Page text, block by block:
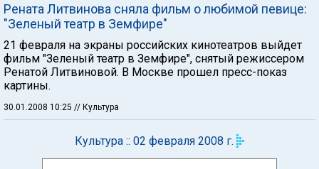
Рената Литвинова сняла фильм о любимой певице:
"Зеленый театр в Земфире"
21 февраля на экраны российских кинотеатров выйдет
фильм "Зеленый театр в Земфире", снятый режиссером
Ренатой Литвиновой. В Москве прошел пресс-показ
картины.
30.01.2008 10:25 // Культура
Культура :: 02 февраля 2008 г.